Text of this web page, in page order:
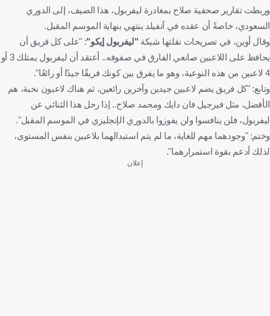
وربطت تقارير صحفية صلاح بمغادرة ليفربول، هذا الصيف، إلى الدوري
السعودي، خاصةً أن عقده في آنفيلد ينتهي بنهاية الموسم المقبل.
وقال أوين، في تصريحات نقلتها شبكة "ليفربول إيكو": "على كل فريق أن
يحافظ على اللاعبين صانعي الفارق في صفوفه.. أعتقد أن ليفربول يمتلك 3 أو
4 لاعبين من هذه النوعية، وهو ما يفرق بين كونك فريقًا جيدًا أو رائعًا".
وتابع: "كل فريق يضم لاعبين جيدين وآخرين رائعين، ثم هناك لاعبون نخبة، هم
الأفضل، مثل فيرجيل فان دايك ومحمد صلاح.. إذا رحل هذا الثنائي عن
ليفربول، فلن ينافسوا ولن يفوزوا بالدوري الإنجليزي في الموسم المقبل".
وختم: "وجودهما مهم للغاية، ما لم يتم استبدالهما بلاعبين بنفس المستوى،
لذلك أدعم بقوة استمرارهما".
إعلان